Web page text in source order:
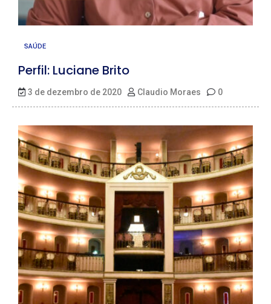
SAÚDE
Perfil: Luciane Brito
3 de dezembro de 2020 Claudio Moraes 0